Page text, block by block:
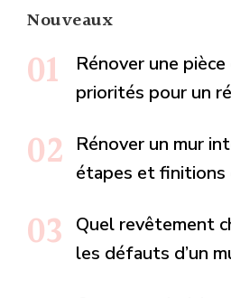
Nouveaux
Rénover une
priorités pour un
Rénover un mur
étapes et finitions
Quel revêtement
les défauts d’un